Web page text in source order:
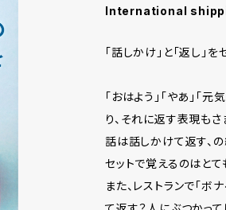
International
「話しかけ」と「返し」
「おはよう」「やあ」「
り、それに返す表現も
話は話しかけて返す、
セットで覚えるのはとて
また、レストランで「ボ